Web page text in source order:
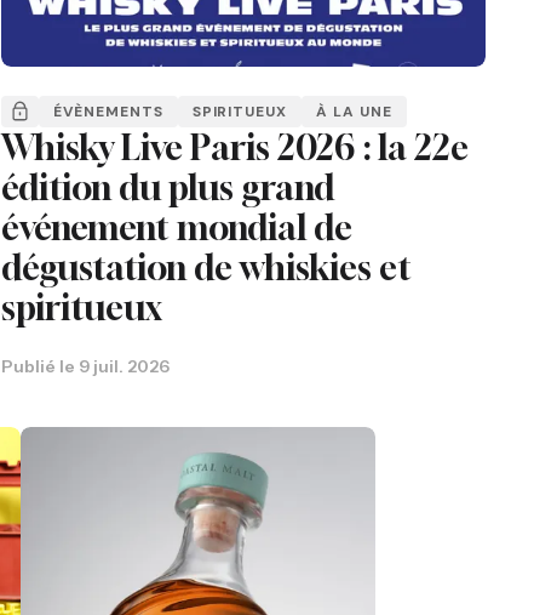
ÉVÈNEMENTS SPIRITUEUX À LA UNE
Whisky Live Paris 2026 : la 22e
édition du plus grand
événement mondial de
dégustation de whiskies et
spiritueux
Publié le 9 juil. 2026